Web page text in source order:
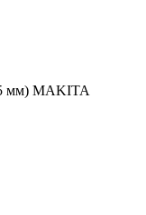
мм) MAKITA